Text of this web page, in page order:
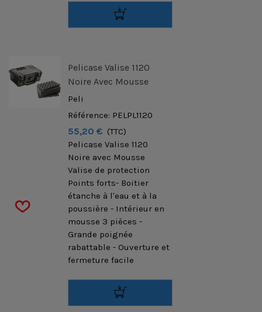
Pelicase Valise 1120
Noire Avec Mousse
Peli
Référence: PELPL1120
55,20 € (TTC)
Pelicase Valise 1120
Noire avec Mousse
Valise de protection
Points forts- Boitier
étanche à l'eau et à la
poussière - Intérieur en
mousse 3 pièces -
Grande poignée
rabattable - Ouverture et
fermeture facile